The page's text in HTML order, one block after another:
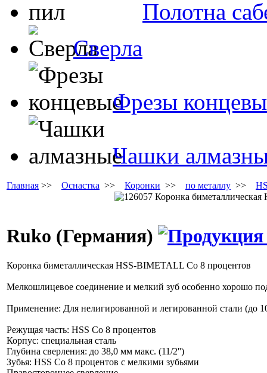
Полотна
Сверла
Фрезы
Чашки
Главная >> Оснастка >> Коронки >> по металлу >>
Ruko (Германия)
Коронка биметаллическая HSS-BIMETALL Co 8 процентов
Мелкошлицевое соединение и мелкий зуб особенно хорошо
Применение: Для нелигированной и легированной стали (до
Режущая часть: HSS Co 8 процентов
Корпус: специальная сталь
Глубина сверления: до 38,0 мм макс. (11/2'')
Зубья: HSS Co 8 процентов с мелкими зубьями